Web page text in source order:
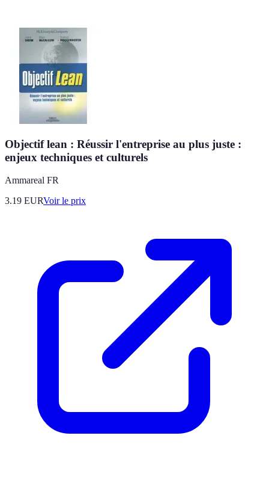
Objectif lean : Réussir l'entreprise au plus juste :
enjeux techniques et culturels
Ammareal FR
3.19 EURVoir le prix